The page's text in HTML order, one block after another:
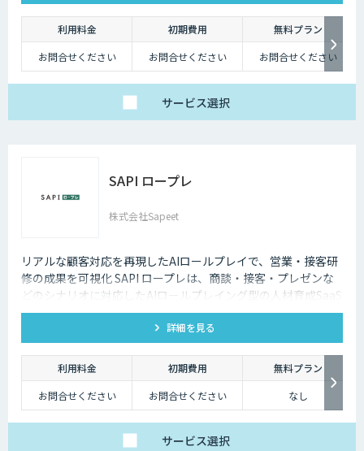
利用料金 初期費用
無料プラン
お問合せください
お問合せください お問合せください
サービス選択
SAPI ロープレ
株式会社Sapeet
リアルな顧客対応を再現したAIロールプレイで、営業・接客研
修の成果を可視化 SAPI ロープレは、商談・接客・プレゼンな
どのシナリオに対応したAIロールプレイング型の人材育成SaaS
です。 AIアバターとの実践トレーニングと動画フィードバック
により、新人・中途スタッフの早期戦力化と教育の属人化解消
を支援します。
詳細を見る
利用料金 初期費用
無料プラン
お問合せください
お問合せください なし
サービス選択